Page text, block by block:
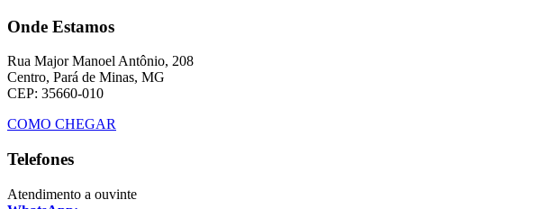
Onde Estamos
Rua Major Manoel Antônio, 208
Centro, Pará de Minas, MG
CEP: 35660-010
COMO CHEGAR
Telefones
Atendimento a ouvinte